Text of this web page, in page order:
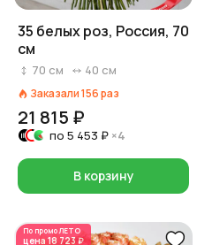
35 белых роз, Россия, 70
см
70 см 40 см
Заказали156раз
21 815 ₽
по 5 453 ₽ ×4
В корзину
По промоЛЕТО
цена 18 723 ₽